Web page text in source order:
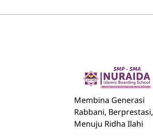
Nuraida Islamic Boarding School
Membina Generasi
Rabbani, Berprestasi,
Menuju Ridha Ilahi